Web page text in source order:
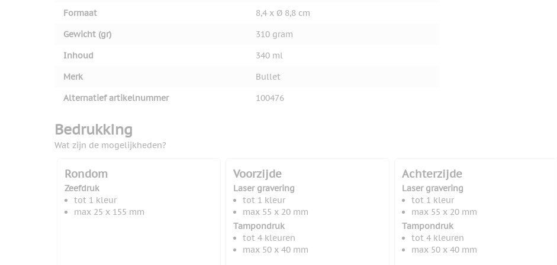
Formaat
8,4 x Ø 8,8 cm
Gewicht (gr)
310 gram
Inhoud
340 ml
Merk
Bullet
Alternatief artikelnummer
100476
Bedrukking
Wat zijn de mogelijkheden?
Rondom
Zeefdruk
tot 1 kleur
max 25 x 155 mm
Voorzijde
Laser gravering
tot 1 kleur
max 55 x 20 mm
Tampondruk
tot 4 kleuren
max 50 x 40 mm
Achterzijde
Laser gravering
tot 1 kleur
max 55 x 20 mm
Tampondruk
tot 4 kleuren
max 50 x 40 mm